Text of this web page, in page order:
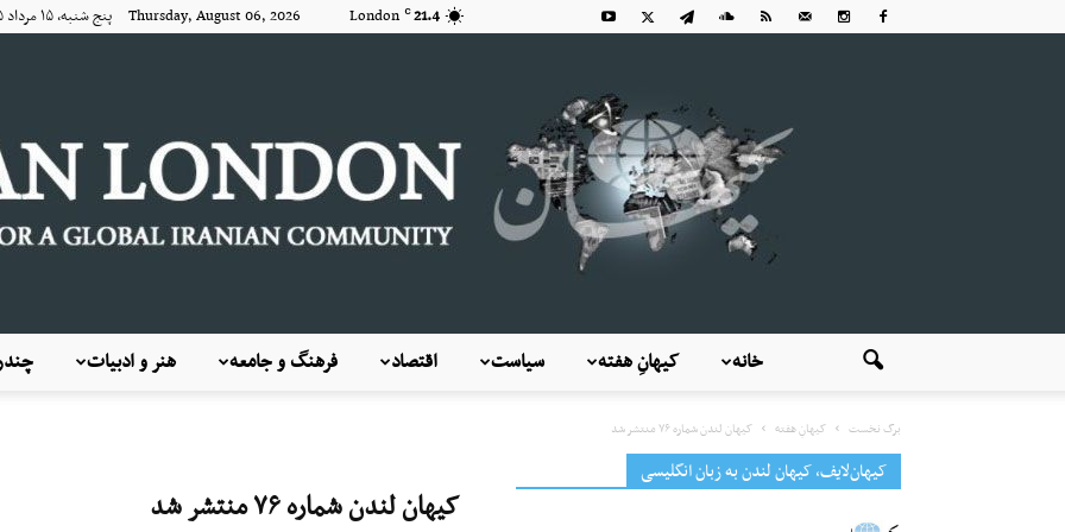
21.4
C
London Thursday, August 06, 2026 پنج شنبه, ۱۵ مرداد ۱۴۰۵
هنر و ادبیات فرهنگ و جامعه اقتصاد سیاست کیهانِ هفته خانه
برگ نخست کیهانِ هفته کیهان لندن شماره ۷۶ منتشر شد
کیهان لندن شماره ۷۶ منتشر شد
کیهان‌لایف، کیهان لندن به زبان انگلیسی